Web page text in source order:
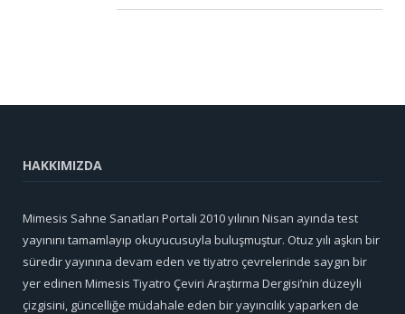
HAKKIMIZDA
Mimesis Sahne Sanatları Portali 2010 yılının Nisan ayında test
yayınını tamamlayıp okuyucusuyla buluşmuştur. Otuz yılı aşkın bir
süredir yayınına devam eden ve tiyatro çevrelerinde saygın bir
yer edinen Mimesis Tiyatro Çeviri Araştırma Dergisi’nin düzeyli
çizgisini, güncelliğe müdahale eden bir yayıncılık yaparken de